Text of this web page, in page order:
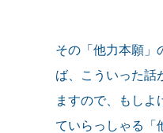
その「他力本願」
ば、こういった話
ますので、もしよ
ていらっしゃる「